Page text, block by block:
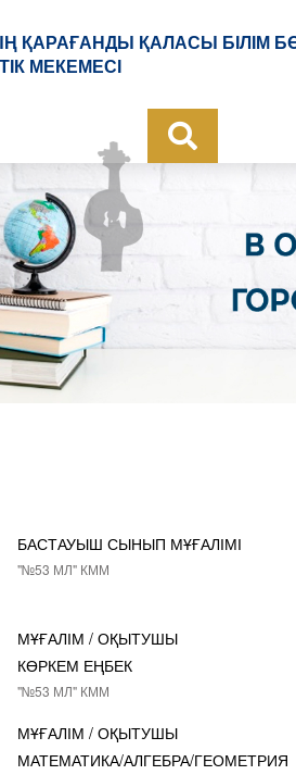
ҚАЛАСЫ БІЛІМ
МЕКЕМЕСІ
БАСТАУЫШ СЫНЫП МҰҒАЛІМІ
"№53 МЛ" КММ
МҰҒАЛІМ / ОҚЫТУШЫ
КӨРКЕМ ЕҢБЕК
"№53 МЛ" КММ
МҰҒАЛІМ / ОҚЫТУШЫ
МАТЕМАТИКА/АЛГЕБРА/ГЕОМЕТРИЯ